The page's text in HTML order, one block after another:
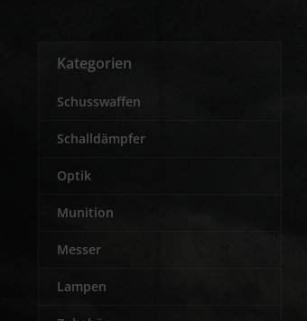
Kategorien
Schusswaffen
Schalldämpfer
Optik
Munition
Messer
Lampen